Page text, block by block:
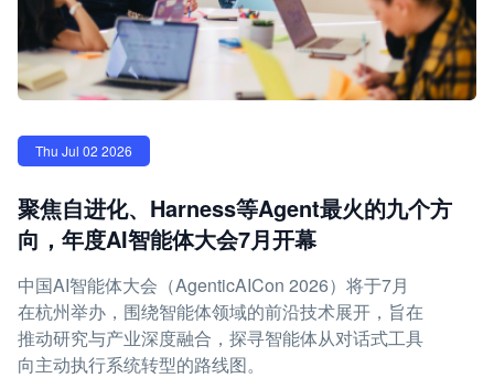
Thu Jul 02 2026
聚焦自进化、Harness等Agent最火的九个方
向，年度AI智能体大会7月开幕
中国AI智能体大会（AgenticAICon 2026）将于7月
在杭州举办，围绕智能体领域的前沿技术展开，旨在
推动研究与产业深度融合，探寻智能体从对话式工具
向主动执行系统转型的路线图。